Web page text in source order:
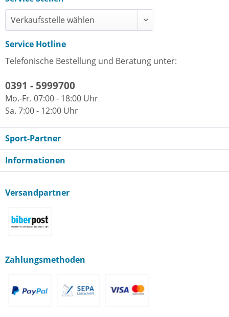
Service Hotline
Telefonische Bestellung und Beratung unter:
0391 - 5999700
Mo.-Fr. 07:00 - 18:00 Uhr
Sa. 7:00 - 12:00 Uhr
Sport-Partner
Informationen
Versandpartner
Zahlungsmethoden